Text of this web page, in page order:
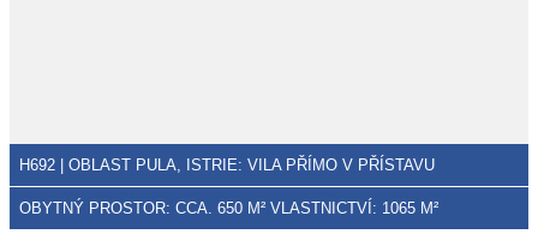
H692 | OBLAST PULA, ISTRIE: VILA PŘÍMO V PŘÍSTAVU
OBYTNÝ PROSTOR: CCA. 650 M² VLASTNICTVÍ: 1065 M²